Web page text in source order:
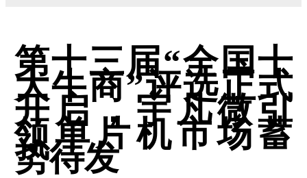
第十三届“全国十
大牛商”评选正式
开启，宇凡微引
领单片机市场蓄
势待发